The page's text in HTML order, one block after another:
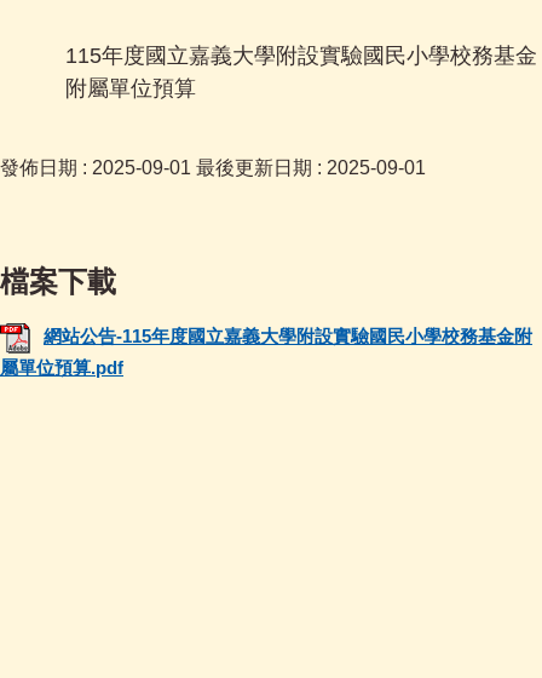
115年度國立嘉義大學附設實驗國民小學校務基金
附屬單位預算
發佈日期 : 2025-09-01 最後更新日期 : 2025-09-01
網站公告-115年度國立嘉義大學附設實驗國民小學校務基金附
屬單位預算.pdf